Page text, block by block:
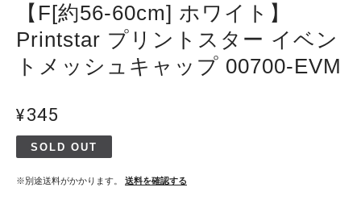
【F[約56-60cm] ホワイト】
Printstar プリントスター イベン
トメッシュキャップ 00700-EVM
¥345
SOLD OUT
※別途送料がかかります。 送料を確認する